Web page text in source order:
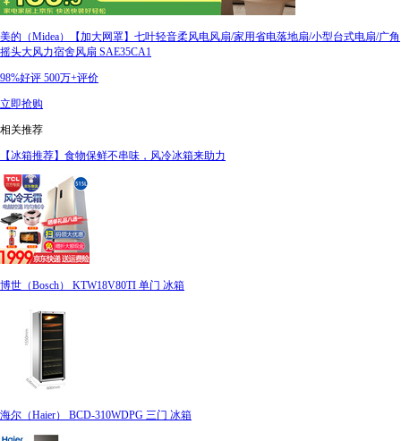
美的（Midea）【加大网罩】七叶轻音柔风电风扇/家用省电落地扇/小型台式电扇/广角
摇头大风力宿舍风扇 SAE35CA1
98%好评 500万+评价
立即抢购
相关推荐
【冰箱推荐】食物保鲜不串味，风冷冰箱来助力
博世（Bosch） KTW18V80TI 单门 冰箱
海尔（Haier） BCD-310WDPG 三门 冰箱